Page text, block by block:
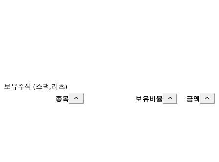
보유주식 (스팩,리츠)
종목
보유비율 금액